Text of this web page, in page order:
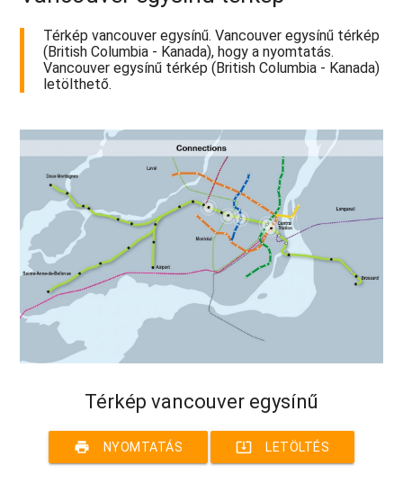
Térkép vancouver egysínű. Vancouver egysínű térkép
(British Columbia - Kanada), hogy a nyomtatás.
Vancouver egysínű térkép (British Columbia - Kanada)
letölthető.
Térkép vancouver egysínű
print NYOMTATÁS system_update_alt LETÖLTÉS